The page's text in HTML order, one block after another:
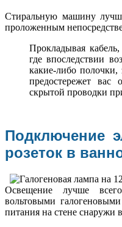
Стиральную машину
проложенным
Прокладывая кабель,
где впоследствии
какие-либо
предостережет вас
скрытой проводки
Подключение
розеток в
Освещение лучше
вольтовыми галогеновыми
питания на стене снаружи